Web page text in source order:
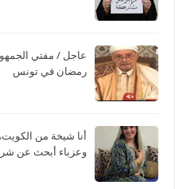
عاجل / مفتي
رمضان في تونس
وعزباء أبحث عن